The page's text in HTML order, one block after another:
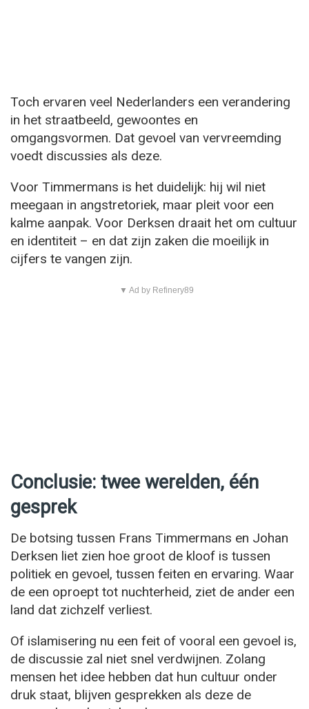
Toch ervaren veel Nederlanders een verandering
in het straatbeeld, gewoontes en
omgangsvormen. Dat gevoel van vervreemding
voedt discussies als deze.
Voor Timmermans is het duidelijk: hij wil niet
meegaan in angstretoriek, maar pleit voor een
kalme aanpak. Voor Derksen draait het om cultuur
en identiteit – en dat zijn zaken die moeilijk in
cijfers te vangen zijn.
▼ Ad by Refinery89
Conclusie: twee werelden, één
gesprek
De botsing tussen Frans Timmermans en Johan
Derksen liet zien hoe groot de kloof is tussen
politiek en gevoel, tussen feiten en ervaring. Waar
de een oproept tot nuchterheid, ziet de ander een
land dat zichzelf verliest.
Of islamisering nu een feit of vooral een gevoel is,
de discussie zal niet snel verdwijnen. Zolang
mensen het idee hebben dat hun cultuur onder
druk staat, blijven gesprekken als deze de